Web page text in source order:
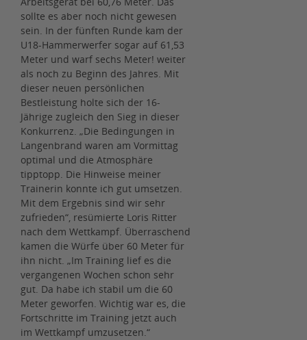
sollte es aber noch nicht gewesen
sein. In der fünften Runde kam der
U18-Hammerwerfer sogar auf 61,53
Meter und warf sechs Meter! weiter
als noch zu Beginn des Jahres. Mit
dieser neuen persönlichen
Bestleistung holte sich der 16-
Jährige zugleich den Sieg in dieser
Konkurrenz. „Die Bedingungen in
Langenbrand waren am Vormittag
optimal und die Atmosphäre
tipptopp. Die Hinweise meiner
Trainerin konnte ich gut umsetzen.
Mit dem Ergebnis sind wir sehr
zufrieden“, resümierte Loris Ritter
nach dem Wettkampf. Überraschend
kamen die Würfe über 60 Meter für
ihn nicht. „Im Training lief es die
vergangenen Wochen schon sehr
gut. Da habe ich stabil um die 60
Meter geworfen. Wichtig war es, die
Fortschritte im Training jetzt auch
im Wettkampf umzusetzen.“